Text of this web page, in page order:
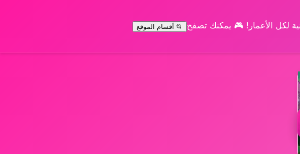
لكل الأعمار! 🎮 يمكنك تصفح 📂 أقسام الموقع